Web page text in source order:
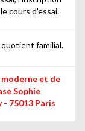
cours d'essai.
familial.
moderne et de
Sophie
75013 Paris